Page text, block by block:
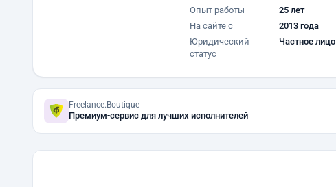
Опыт работы
25 лет
На сайте с
2013 года
Юридический
статус
Частное лицо
Freelance.Boutique
Премиум-сервис для лучших исполнителей